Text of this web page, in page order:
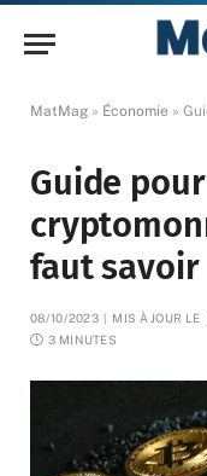
MatMag » Économie »
Guide
faut savoir
08/10/2023 MIS À JOUR LE
3 MINUTES